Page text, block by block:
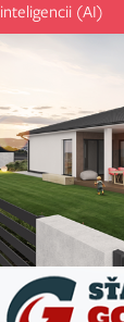
inteligencii (AI)